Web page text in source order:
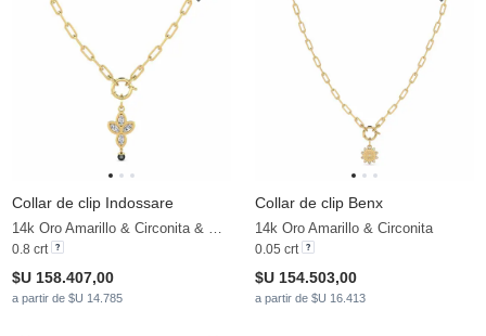
Collar de clip Indossare
14k Oro Amarillo & Circonita & Perla negra
0.8 crt
$U 158.407,00
a partir de $U 14.785
Collar de clip Benx
14k Oro Amarillo & Circonita
0.05 crt
$U 154.503,00
a partir de $U 16.413